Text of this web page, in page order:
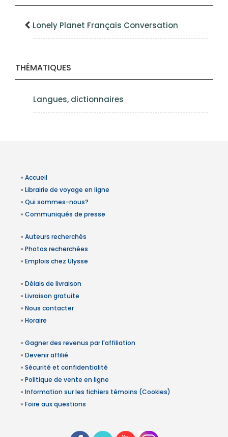
Lonely Planet Français Conversation
THÉMATIQUES
Langues, dictionnaires
» Accueil
» Librairie de voyage en ligne
» Qui sommes-nous?
» Communiqués de presse
» Auteurs recherchés
» Photos recherchées
» Emplois chez Ulysse
» Délais de livraison
» Livraison gratuite
» Nous contacter
» Horaire
» Gagner des revenus par l'affiliation
» Devenir affilié
» Sécurité et confidentialité
» Politique de vente en ligne
» Information sur les fichiers témoins (Cookies)
» Foire aux questions